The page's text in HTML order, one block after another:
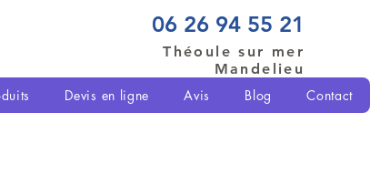
06 26 94 55 21
Théoule sur mer
Mandelieu
Devis en ligne Avis Blog Contact